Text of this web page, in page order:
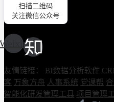
扫描二维码
关注微信公众号
Weixin
友情链接： BI数据分析软件
客 万象方舟 人事系统 党课帮
智能化研发管理工具 项目管理